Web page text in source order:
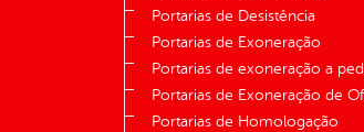
Portarias de Desistência
Portarias de Exoneração
Portarias de exoneração a
Portarias de Exoneração de
Portarias de Homologação